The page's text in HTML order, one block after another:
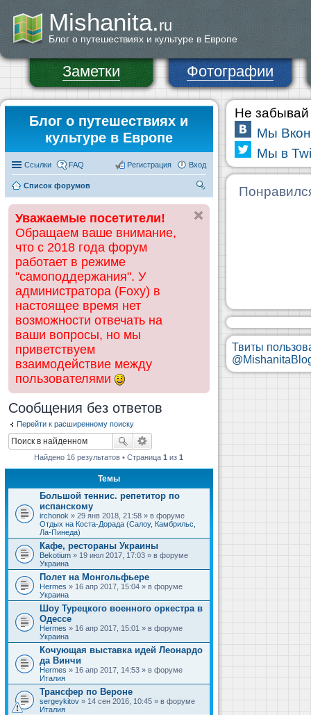
Mishanita.ru
Блог о путешествиях и культуре в Европе
Заметки Фотографии
Блог о путешествиях и
культуре в Европе
Ссылки FAQ Вход
Регистрация
Список форумов
ск
Уважаемые посетители!
Обращаем ваше внимание,
что с 2018 года форум
работает в режиме
"самоподдержания". У
администратора (Foxy) в
настоящее время нет
возможности отвечать на
ваши вопросы, но мы
приветствуем
взаимодействие между
пользователями
Сообщения без ответов
Перейти к расширенному поиску
Найдено 16 результатов • Страница1 из1
Темы
Большой теннис. репетитор по
испанскому
irchonok » 29 янв 2018, 21:58 » в форуме
Отдых на Коста-Дорада (Салоу, Камбрильс,
Ла-Пинеда)
Кафе, рестораны Украины
Bekotium » 19 июл 2017, 17:03 » в форуме
Украина
Полет на Монгольфьере
Hermes » 16 апр 2017, 15:04 » в форуме
Украина
Шоу Турецкого военного оркестра в
Одессе
Hermes » 16 апр 2017, 15:01 » в форуме
Украина
Кочующая выставка идей Леонардо
да Винчи
Hermes » 16 апр 2017, 14:53 » в форуме
Италия
Трансфер по Вероне
sergeykitov » 14 сен 2016, 10:45 » в форуме
Италия
Не забывай
Мы
Мы в
Твиты